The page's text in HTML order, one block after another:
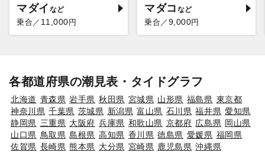
マダイ
乗合／ 11,000円
マダコ
乗合／ 9,000円
各都道府県の潮見表・タイドグラフ
北海道 青森県 岩手県 秋田県 宮城県 山形県 福島県 東京都
神奈川県 千葉県 茨城県 新潟県 富山県 石川県 福井県 愛知県
静岡県 三重県 大阪府 兵庫県 和歌山県 京都府 広島県 岡山県
山口県 鳥取県 島根県 高知県 香川県 徳島県 愛媛県 福岡県
佐賀県 長崎県 熊本県 大分県 宮崎県 鹿児島県 沖縄県